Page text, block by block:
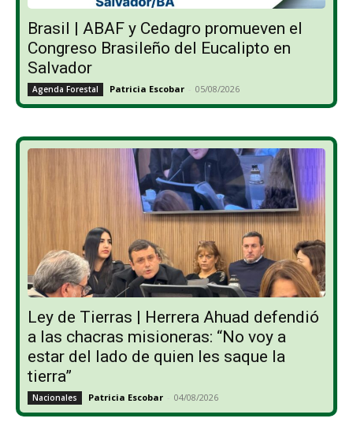
Brasil | ABAF y Cedagro promueven el
Congreso Brasileño del Eucalipto en
Salvador
Agenda Forestal Patricia Escobar - 05/08/2026
Ley de Tierras | Herrera Ahuad defendió
a las chacras misioneras: “No voy a
estar del lado de quien les saque la
tierra”
Nacionales Patricia Escobar - 04/08/2026